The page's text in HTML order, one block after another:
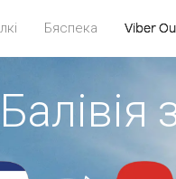
Бяспека Viber